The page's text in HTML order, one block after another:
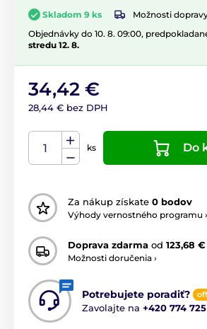
Skladom 9 ks
Možnosti dopravy
Objednávky do 10. 8. 09:00,
stredu 12. 8.
34,42 €
28,44 € bez DPH
ks Do
Za nákup získate 0 bodov
Výhody vernostného programu ›
Doprava zdarma od 123,68 €
Možnosti doručenia ›
Potrebujete poradiť?
Zavolajte na +420 774 725